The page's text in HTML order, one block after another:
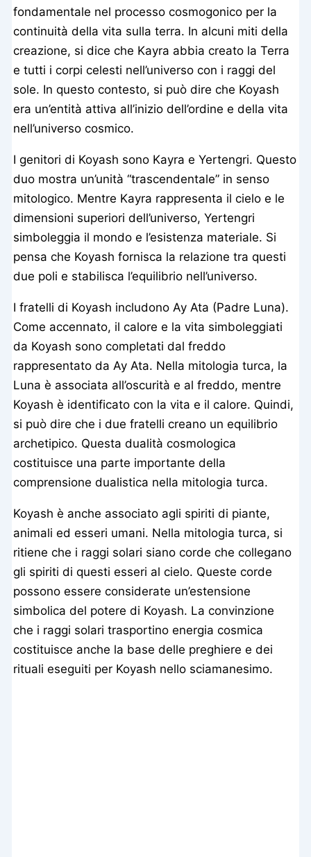
fondamentale nel processo cosmogonico per la
continuità della vita sulla terra. In alcuni miti della
creazione, si dice che Kayra abbia creato la Terra
e tutti i corpi celesti nell’universo con i raggi del
sole. In questo contesto, si può dire che Koyash
era un’entità attiva all’inizio dell’ordine e della vita
nell’universo cosmico.
I genitori di Koyash sono Kayra e Yertengri. Questo
duo mostra un’unità “trascendentale” in senso
mitologico. Mentre Kayra rappresenta il cielo e le
dimensioni superiori dell’universo, Yertengri
simboleggia il mondo e l’esistenza materiale. Si
pensa che Koyash fornisca la relazione tra questi
due poli e stabilisca l’equilibrio nell’universo.
I fratelli di Koyash includono Ay Ata (Padre Luna).
Come accennato, il calore e la vita simboleggiati
da Koyash sono completati dal freddo
rappresentato da Ay Ata. Nella mitologia turca, la
Luna è associata all’oscurità e al freddo, mentre
Koyash è identificato con la vita e il calore. Quindi,
si può dire che i due fratelli creano un equilibrio
archetipico. Questa dualità cosmologica
costituisce una parte importante della
comprensione dualistica nella mitologia turca.
Koyash è anche associato agli spiriti di piante,
animali ed esseri umani. Nella mitologia turca, si
ritiene che i raggi solari siano corde che collegano
gli spiriti di questi esseri al cielo. Queste corde
possono essere considerate un’estensione
simbolica del potere di Koyash. La convinzione
che i raggi solari trasportino energia cosmica
costituisce anche la base delle preghiere e dei
rituali eseguiti per Koyash nello sciamanesimo.